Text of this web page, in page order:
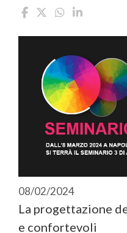
08/02/2024
La progettazione
e confortevoli